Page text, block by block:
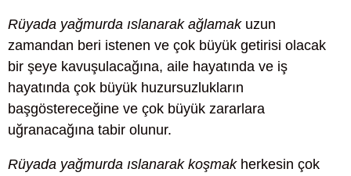
Rüyada yağmurda ıslanarak ağlamakuzun
zamandan beri istenen ve çok büyük getirisi olacak
bir şeye kavuşulacağına, aile hayatında ve iş
hayatında çok büyük huzursuzlukların
başgöstereceğine ve çok büyük zararlara
uğranacağına tabir olunur.
Rüyada yağmurda ıslanarak koşmakherkesin çok